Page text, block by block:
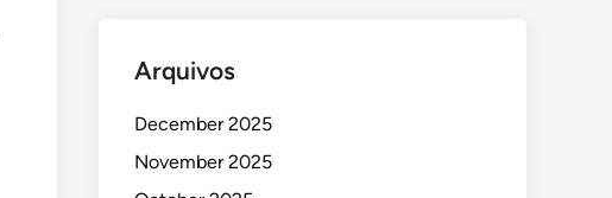
Arquivos
December 2025
November 2025